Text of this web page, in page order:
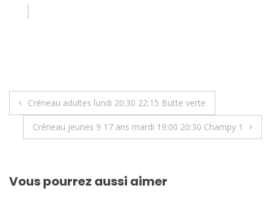
Navigation
Créneau adultes lundi 20:30 22:15 Butte verte
Créneau jeunes 9 17 ans mardi 19:00 20:30 Champy 1
Vous pourrez aussi aimer